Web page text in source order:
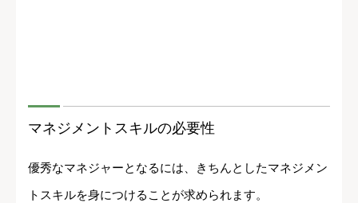
マネジメントスキルの必要性
優秀なマネジャーとなるには、きちんとしたマネジメン
トスキルを身につけることが求められます。